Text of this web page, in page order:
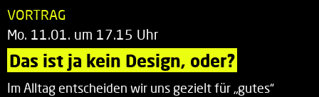
VORTRAG
Mo. 11.01. um 17.15 Uhr
Das ist ja kein Design, oder?
Im Alltag entscheiden wir uns gezielt für „gutes“